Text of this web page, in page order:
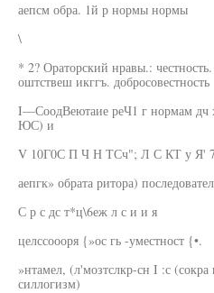
аепсм обра. 1й р нормы нормы
\
* 2? Ораторский нравы.:
оштствеш икггъ. добросовестность
I—СоодВеютаие реЧ1 г нормам
ЮС) и
V 10Г0С П Ч Н ТСч"; Л С КТ у
аепгк» обрата ритора)
С р с дс т*ц\6еж л с и и я
целссоооря {»ос гь -уместност {•.
»нтамел, (л'мозтслкр-сн I :с
силлогизм)